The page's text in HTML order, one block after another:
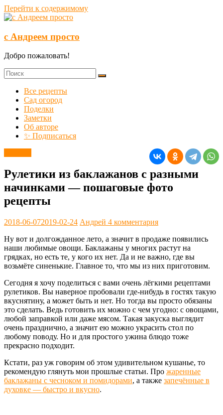
Перейти к содержимому
с Андреем просто
Добро пожаловать!
Все рецепты
Сад огород
Поделки
Заметки
Об авторе
✨ Подписаться
Рулетики из баклажанов с разными
начинками — пошаговые фото
рецепты
2018-06-072019-02-24 Андрей 4 комментария
Ну вот и долгожданное лето, а значит в продаже появились
наши любимые овощи. Баклажаны у многих растут на
грядках, но есть те, у кого их нет. Да и не важно, где вы
возьмёте синенькие. Главное то, что мы из них приготовим.
Сегодня я хочу поделиться с вами очень лёгкими рецептами
рулетиков. Вы наверное пробовали где-нибудь в гостях такую
вкуснятину, а может быть и нет. Но тогда вы просто обязаны
это сделать. Ведь готовить их можно с чем угодно: с овощами,
любой заправкой или даже мясом. Такая закуска выглядит
очень празднично, а значит ею можно украсить стол по
любому поводу. Но и для простого ужина блюдо тоже
прекрасно подходит.
Кстати, раз уж говорим об этом удивительном кушанье, то
рекомендую глянуть мои прошлые статьи. Про жаренные
баклажаны с чесноком и помидорами, а также запечённые в
духовке — быстро и вкусно.